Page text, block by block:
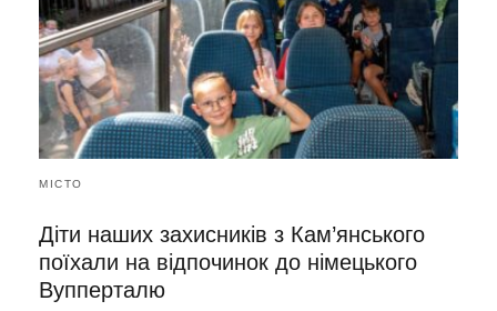
МІСТО
Діти наших захисників з Кам’янського
поїхали на відпочинок до німецького
Вупперталю